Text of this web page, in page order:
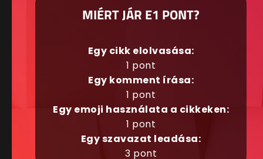
MIÉRT JÁR E1 PONT?
Egy cikk elolvasása:
1 pont
Egy komment írása:
1 pont
Egy emoji használata a cikkeken:
1 pont
Egy szavazat leadása:
3 pont